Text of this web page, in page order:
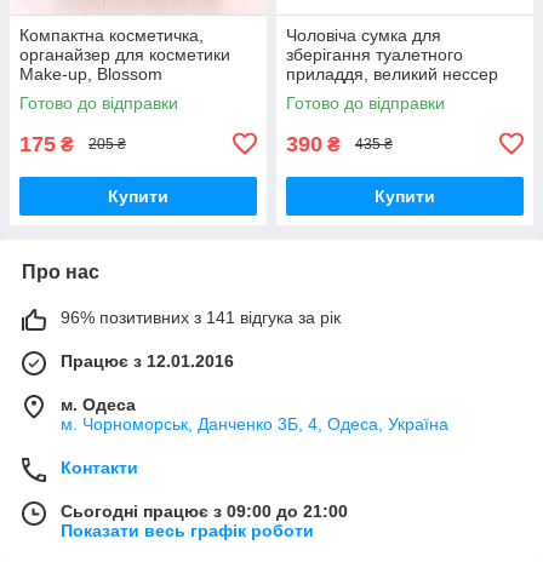
Компактна косметичка,
органайзер для косметики
Make-up, Blossom
Готово до відправки
175 ₴ 205 ₴
Купити
Чоловіча сумка для
зберігання туалетного
приладдя, великий нессер
Man, коричнева
Готово до відправки
390 ₴ 435 ₴
Купити
Про нас
96% позитивних з 141 відгука за рік
Працює з 12.01.2016
м. Одеса
м. Чорноморськ, Данченко 3Б, 4, Одеса, Україна
Контакти
Сьогодні працює з 09:00 до 21:00
Показати весь графік роботи